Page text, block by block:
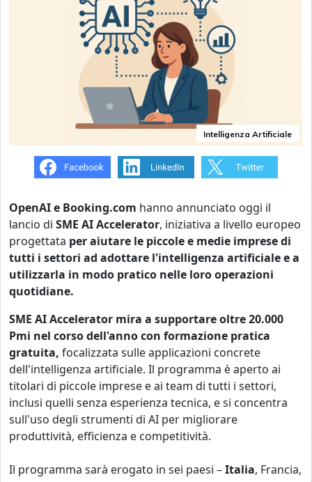
Intelligenza Artificiale
OpenAI e Booking.com hanno annunciato oggi il
lancio di SME AI Accelerator, iniziativa a livello europeo
progettata per aiutare le piccole e medie imprese di
tutti i settori ad adottare l'intelligenza artificiale e a
utilizzarla in modo pratico nelle loro operazioni
quotidiane.
SME AI Accelerator mira a supportare oltre 20.000
Pmi nel corso dell'anno con formazione pratica
gratuita, focalizzata sulle applicazioni concrete
dell'intelligenza artificiale. Il programma è aperto ai
titolari di piccole imprese e ai team di tutti i settori,
inclusi quelli senza esperienza tecnica, e si concentra
sull'uso degli strumenti di AI per migliorare
produttività, efficienza e competitività.
Il programma sarà erogato in sei paesi –Italia, Francia,